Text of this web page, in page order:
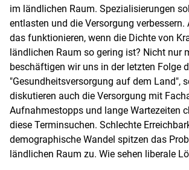
im ländlichen Raum. Spezialisierungen
entlasten und die Versorgung verbessern.
das funktionieren, wenn die Dichte von
ländlichen Raum so gering ist? Nicht nur
beschäftigen wir uns in der letzten Folge
"Gesundheitsversorgung auf dem Land",
diskutieren auch die Versorgung mit
Aufnahmestopps und lange Wartezeiten
diese Terminsuchen. Schlechte
demographische Wandel spitzen das
ländlichen Raum zu. Wie sehen liberale